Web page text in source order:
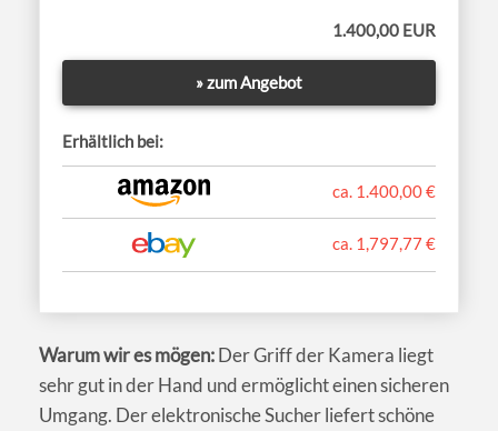
1.400,00 EUR
» zum Angebot
Erhältlich bei:
ca. 1.400,00 €
ca. 1,797,77 €
Warum wir es mögen:Der Griff der Kamera liegt
sehr gut in der Hand und ermöglicht einen sicheren
Umgang. Der elektronische Sucher liefert schöne